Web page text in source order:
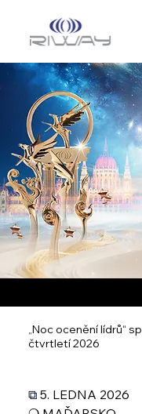
„Noc ocenění lídrů“
čtvrtletí 2026
⧉ 5. LEDNA 2026